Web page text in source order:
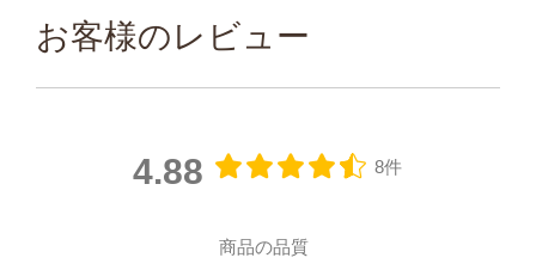
お客様のレビュー
4.88 8件
商品の品質